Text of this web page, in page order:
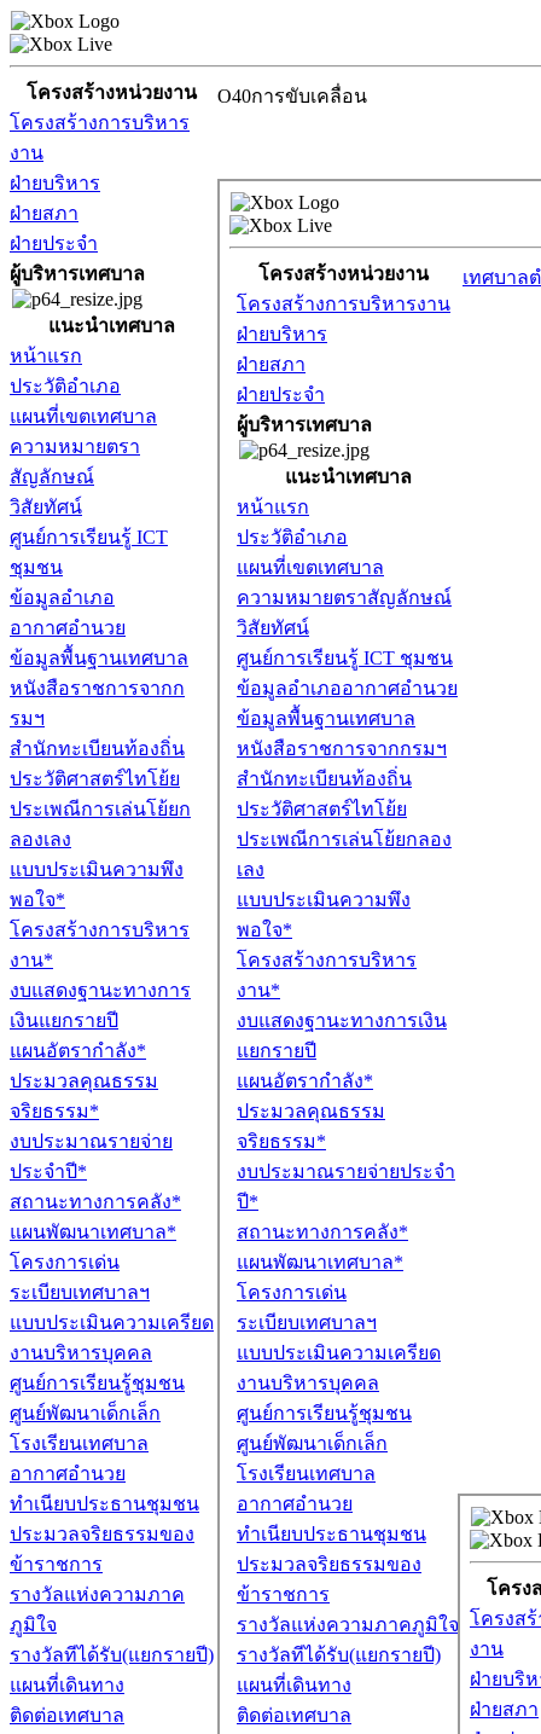
โครงสร้างหน่วยงาน
โครงสร้างการบริหาร
งาน
ฝ่ายบริหาร
ฝ่ายสภา
ฝ่ายประจำ
ผู้บริหารเทศบาล
แนะนำเทศบาล
หน้าแรก
ประวัติอำเภอ
แผนที่เขตเทศบาล
ความหมายตรา
สัญลักษณ์
วิสัยทัศน์
ศูนย์การเรียนรู้ ICT
ชุมชน
ข้อมูลอำเภอ
อากาศอำนวย
ข้อมูลพื้นฐานเทศบาล
หนังสือราชการจากก
รมฯ
สำนักทะเบียนท้องถิ่น
ประวัติศาสตร์ไทโย้ย
ประเพณีการเล่นโย้ยก
ลองเลง
แบบประเมินความพึง
พอใจ*
โครงสร้างการบริหาร
งาน*
งบแสดงฐานะทางการ
เงินแยกรายปี
แผนอัตรากำลัง*
ประมวลคุณธรรม
จริยธรรม*
งบประมาณรายจ่าย
ประจำปี*
สถานะทางการคลัง*
แผนพัฒนาเทศบาล*
โครงการเด่น
ระเบียบเทศบาลฯ
แบบประเมินความเครียด
งานบริหารบุคคล
ศูนย์การเรียนรู้ชุมชน
ศูนย์พัฒนาเด็กเล็ก
โรงเรียนเทศบาล
อากาศอำนวย
ทำเนียบประธานชุมชน
ประมวลจริยธรรมของ
ข้าราชการ
รางวัลแห่งความภาค
ภูมิใจ
รางวัลทีได้รับ(แยกรายปี)
แผนที่เดินทาง
ติดต่อเทศบาล
O40การขับเคลื่อน